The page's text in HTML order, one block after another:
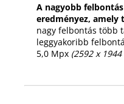
A nagyobb
eredményez,
nagy felbontás több
leggyakoribb
5,0 Mpx (2592 x 1944